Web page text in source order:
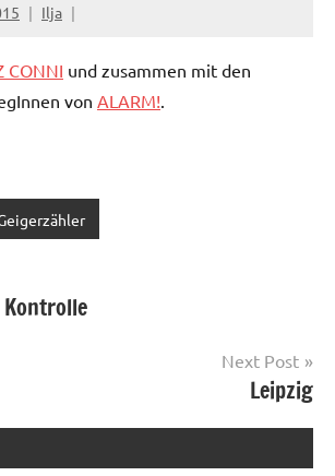
Ilja
CONNI und zusammen mit den
von ALARM!.
Next Post
Leipzig